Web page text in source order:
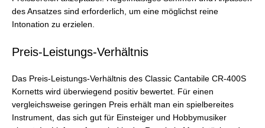
des Ansatzes sind erforderlich, um eine möglichst reine
Intonation zu erzielen.
Preis-Leistungs-Verhältnis
Das Preis-Leistungs-Verhältnis des Classic Cantabile CR-400S
Kornetts wird überwiegend positiv bewertet. Für einen
vergleichsweise geringen Preis erhält man ein spielbereites
Instrument, das sich gut für Einsteiger und Hobbymusiker